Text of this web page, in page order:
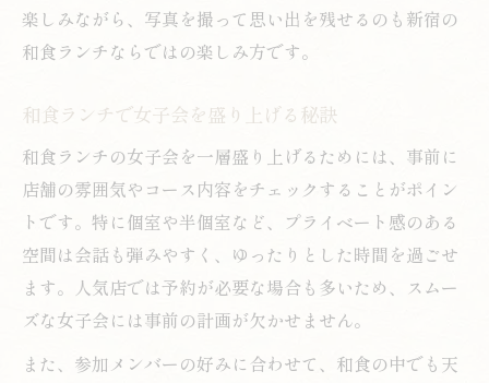
楽しみながら、写真を撮って思い出を残せるのも新宿の
和食ランチならではの楽しみ方です。
和食ランチで女子会を盛り上げる秘訣
和食ランチの女子会を一層盛り上げるためには、事前に
店舗の雰囲気やコース内容をチェックすることがポイン
トです。特に個室や半個室など、プライベート感のある
空間は会話も弾みやすく、ゆったりとした時間を過ごせ
ます。人気店では予約が必要な場合も多いため、スムー
ズな女子会には事前の計画が欠かせません。
また、参加メンバーの好みに合わせて、和食の中でも天